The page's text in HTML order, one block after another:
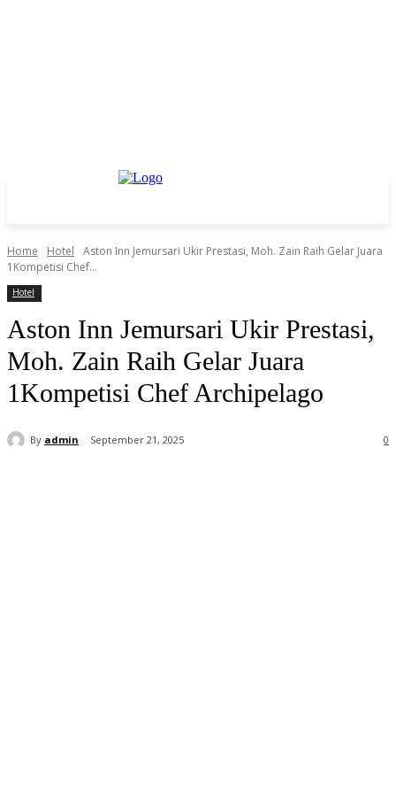
Home Hotel
Aston Inn Jemursari Ukir Prestasi, Moh. Zain Raih Gelar Juara
1Kompetisi Chef...
Hotel
Aston Inn Jemursari Ukir Prestasi,
Moh. Zain Raih Gelar Juara
1Kompetisi Chef Archipelago
By admin September 21, 2025 0